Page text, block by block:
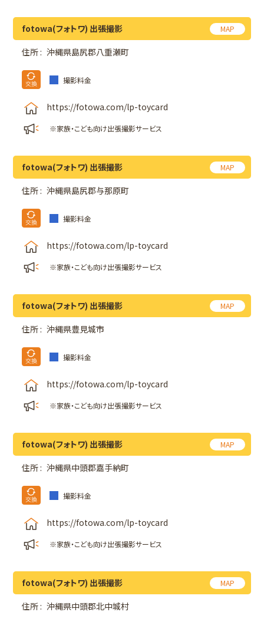
fotowa(フォトワ) 出張撮影 MAP
住所 : 沖縄県島尻郡八重瀬町
撮影料金
https://fotowa.com/lp-toycard
※家族・こども向け出張撮影サービス
fotowa(フォトワ) 出張撮影 MAP
住所 : 沖縄県島尻郡与那原町
撮影料金
https://fotowa.com/lp-toycard
※家族・こども向け出張撮影サービス
fotowa(フォトワ) 出張撮影 MAP
住所 : 沖縄県豊見城市
撮影料金
https://fotowa.com/lp-toycard
※家族・こども向け出張撮影サービス
fotowa(フォトワ) 出張撮影 MAP
住所 : 沖縄県中頭郡嘉手納町
撮影料金
https://fotowa.com/lp-toycard
※家族・こども向け出張撮影サービス
fotowa(フォトワ) 出張撮影 MAP
住所 : 沖縄県中頭郡北中城村